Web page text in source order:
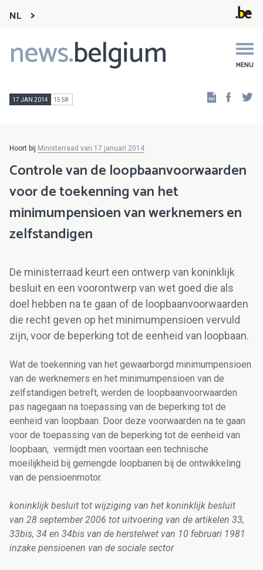
NL
news.belgium MENU
Main
navigation
17 JAN 2014 15:58
Hoort bij Ministerraad van 17 januari 2014
Controle van de loopbaanvoorwaarden
voor de toekenning van het
minimumpensioen van werknemers en
zelfstandigen
De ministerraad keurt een ontwerp van koninklijk
besluit en een voorontwerp van wet goed die als
doel hebben na te gaan of de loopbaanvoorwaarden
die recht geven op het minimumpensioen vervuld
zijn, voor de beperking tot de eenheid van loopbaan.
Wat de toekenning van het gewaarborgd minimumpensioen
van de werknemers en het minimumpensioen van de
zelfstandigen betreft, werden de loopbaanvoorwaarden
pas nagegaan na toepassing van de beperking tot de
eenheid van loopbaan. Door deze voorwaarden na te gaan
voor de toepassing van de beperking tot de eenheid van
loopbaan, vermijdt men voortaan een technische
moeilijkheid bij gemengde loopbanen bij de ontwikkeling
van de pensioenmotor.
koninklijk besluit tot wijziging van het koninklijk besluit
van 28 september 2006 tot uitvoering van de artikelen 33,
33bis, 34 en 34bis van de herstelwet van 10 februari 1981
inzake pensioenen van de sociale sector